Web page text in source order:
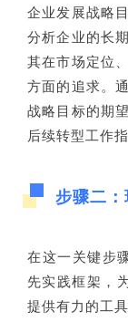
企业发展战略
分析企业的长
其在市场定位
方面的追求。
战略目标的期
后续转型工作指
步骤二
在这一关键步
先实践框架，
提供有力的工具